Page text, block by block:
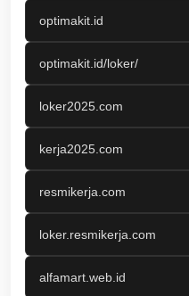
optimakit.id
optimakit.id/loker/
loker2025.com
kerja2025.com
resmikerja.com
loker.resmikerja.com
alfamart.web.id